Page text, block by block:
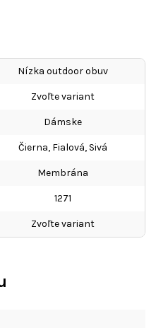
Nízka outdoor obuv
Zvoľte variant
Dámske
Čierna, Fialová, Sivá
Membrána
1271
Zvoľte variant